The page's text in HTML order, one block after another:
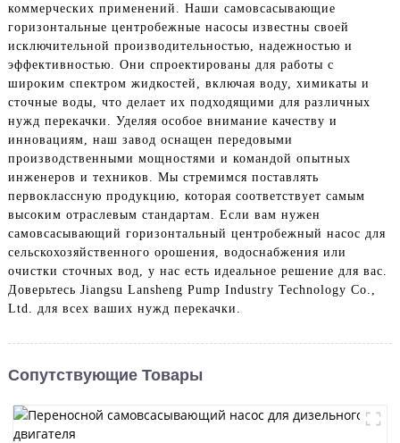
коммерческих применений. Наши самовсасывающие
горизонтальные центробежные насосы известны своей
исключительной производительностью, надежностью и
эффективностью. Они спроектированы для работы с
широким спектром жидкостей, включая воду, химикаты и
сточные воды, что делает их подходящими для различных
нужд перекачки. Уделяя особое внимание качеству и
инновациям, наш завод оснащен передовыми
производственными мощностями и командой опытных
инженеров и техников. Мы стремимся поставлять
первоклассную продукцию, которая соответствует самым
высоким отраслевым стандартам. Если вам нужен
самовсасывающий горизонтальный центробежный насос для
сельскохозяйственного орошения, водоснабжения или
очистки сточных вод, у нас есть идеальное решение для вас.
Доверьтесь Jiangsu Lansheng Pump Industry Technology Co.,
Ltd. для всех ваших нужд перекачки.
Сопутствующие Товары